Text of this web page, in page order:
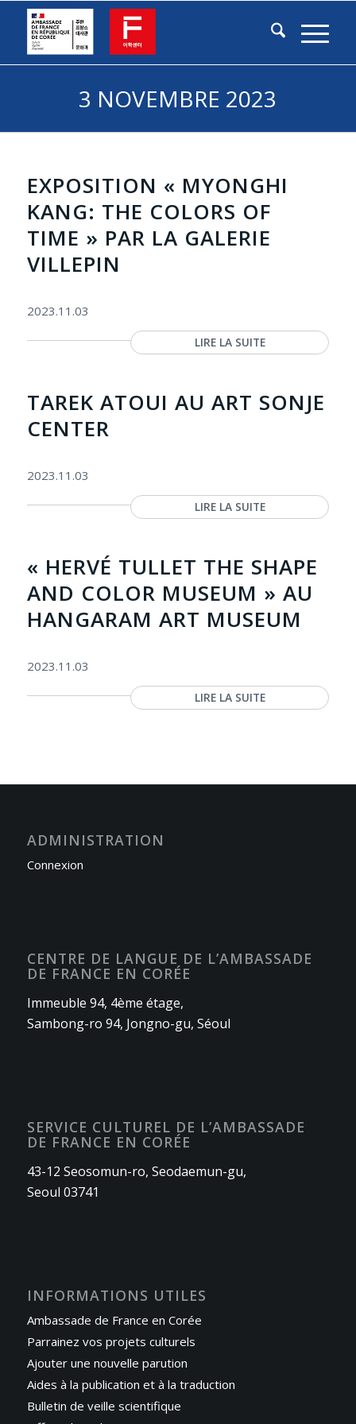
3 NOVEMBRE 2023
EXPOSITION « MYONGHI
KANG: THE COLORS OF
TIME » PAR LA GALERIE
VILLEPIN
2023.11.03
LIRE LA SUITE
TAREK ATOUI AU ART SONJE
CENTER
2023.11.03
LIRE LA SUITE
« HERVÉ TULLET THE SHAPE
AND COLOR MUSEUM » AU
HANGARAM ART MUSEUM
2023.11.03
LIRE LA SUITE
ADMINISTRATION
Connexion
CENTRE DE LANGUE DE L’AMBASSADE
DE FRANCE EN CORÉE
Immeuble 94, 4ème étage,
Sambong-ro 94, Jongno-gu, Séoul
SERVICE CULTUREL DE L’AMBASSADE
DE FRANCE EN CORÉE
43-12 Seosomun-ro, Seodaemun-gu,
Seoul 03741
INFORMATIONS UTILES
Ambassade de France en Corée
Parrainez vos projets culturels
Ajouter une nouvelle parution
Aides à la publication et à la traduction
Bulletin de veille scientifique